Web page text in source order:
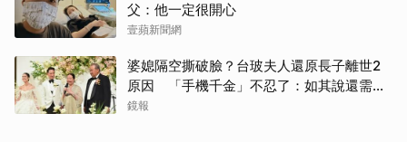
父：他一定很開心
壹蘋新聞網
婆媳隔空撕破臉？台玻夫人還原長子離世2
原因 「手機千金」不忍了：如其說還需要
離開嗎？
鏡報